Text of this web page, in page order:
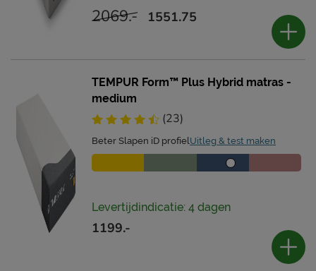
2069.- 1551.75
TEMPUR Form™ Plus Hybrid matras -
medium
(23)
Beter Slapen iD profielUitleg & test maken
Levertijdindicatie: 4 dagen
1199.-